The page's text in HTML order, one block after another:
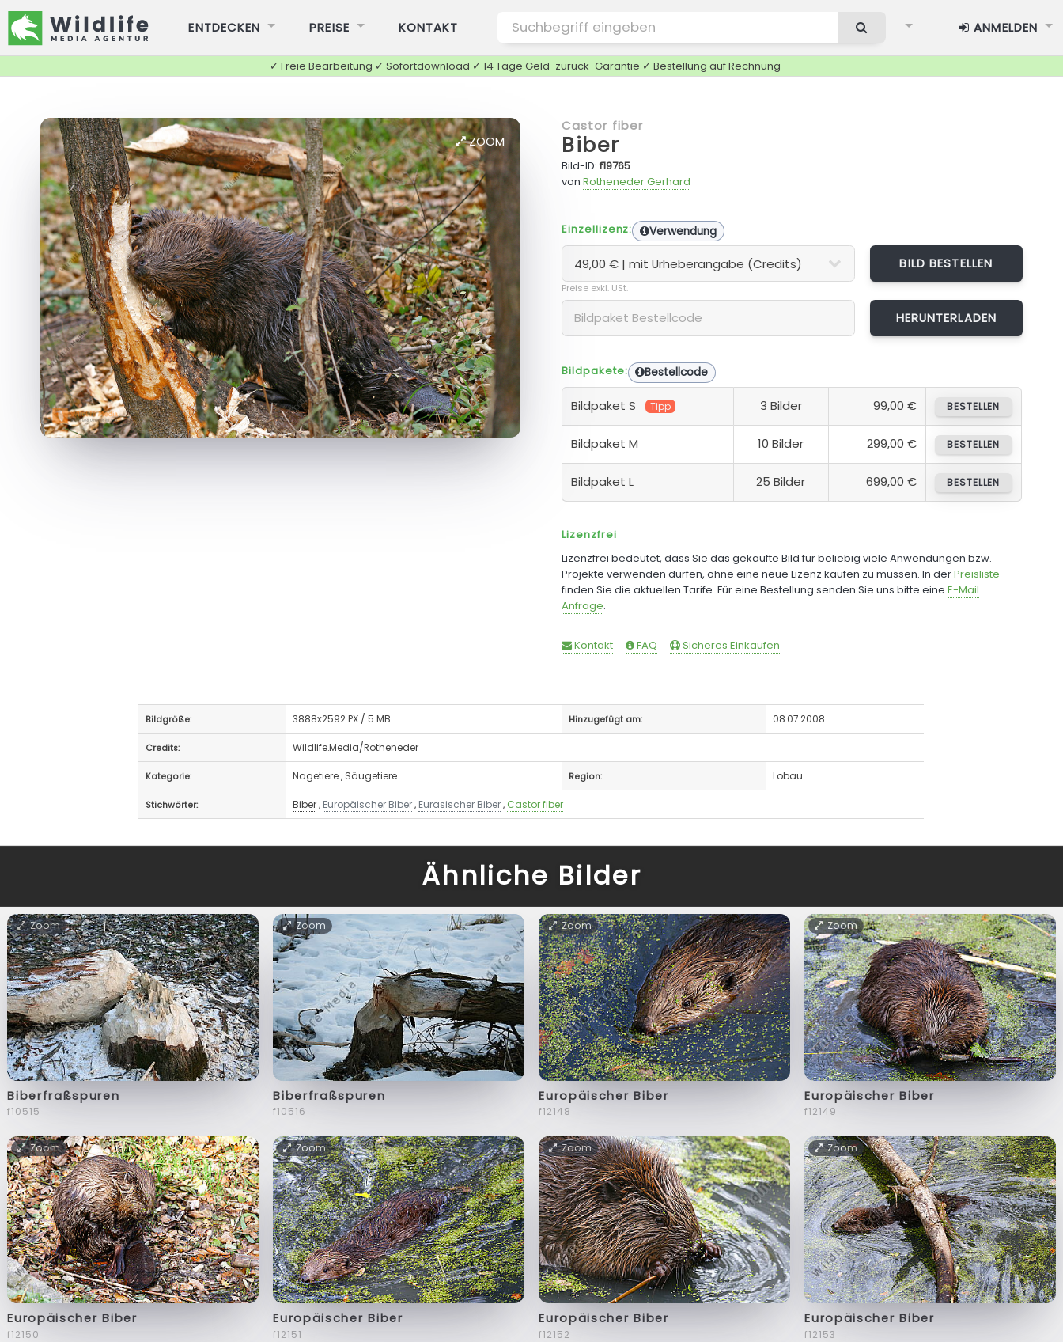
ENTDECKEN PREISE KONTAKT ANMELDEN
✓ Freie Bearbeitung ✓ Sofortdownload ✓ 14 Tage Geld-zurück-Garantie ✓ Bestellung auf Rechnung
ZOOM
Castor fiber
Biber
Bild-ID:f19765
von Rotheneder Gerhard
Einzellizenz: Verwendung
BILD BESTELLEN
Preise exkl. USt.
Bildpakete: Bestellcode
Bildpaket S Tipp 3 Bilder 99,00 € BESTELLEN
Bildpaket M 10 Bilder 299,00 € BESTELLEN
Bildpaket L 25 Bilder 699,00 € BESTELLEN
Lizenzfrei
Lizenzfrei bedeutet, dass Sie das gekaufte Bild für beliebig viele Anwendungen bzw.
Projekte verwenden dürfen, ohne eine neue Lizenz kaufen zu müssen. In derPreisliste
finden Sie die aktuellen Tarife. Für eine Bestellung senden Sie uns bitte eine E-Mail
Anfrage.
Kontakt FAQ Sicheres Einkaufen
Bildgröße: 3888x2592 PX / 5 MB Hinzugefügt am: 08.07.2008
Credits: Wildlife.Media/Rotheneder
Kategorie: Nagetiere, Säugetiere Region: Lobau
Stichwörter: Biber, Europäischer Biber, Eurasischer Biber, Castor fiber
Ähnliche Bilder
Zoom
Biberfraßspuren
f10515
Zoom
Biberfraßspuren
f10516
Zoom
Europäischer Biber
f12148
Zoom
Europäischer Biber
f12149
Zoom
Europäischer Biber
f12150
Zoom
Europäischer Biber
f12151
Zoom
Europäischer Biber
f12152
Zoom
Europäischer Biber
f12153